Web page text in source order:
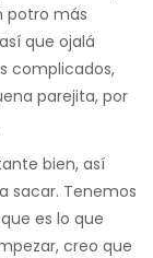
potro más
que ojalá
complicados,
parejita, por
bien, así
sacar. Tenemos
es lo que
creo que